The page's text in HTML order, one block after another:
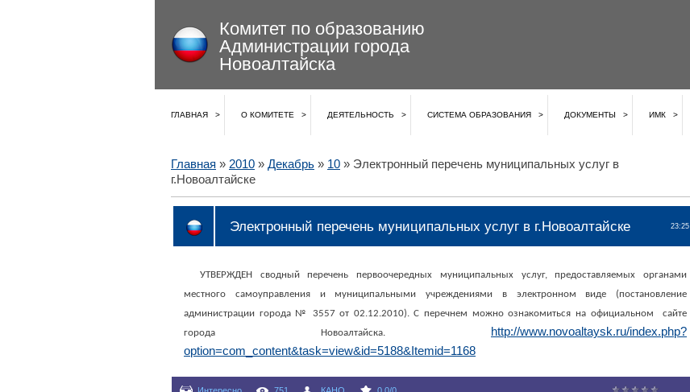
Комитет по образованию
Администрации города
Новоалтайска
ГЛАВНАЯ О КОМИТЕТЕ ДЕЯТЕЛЬНОСТЬ СИСТЕМА ОБРАЗОВАНИЯ ДОКУМЕНТЫ ИМК
Главная » 2010 » Декабрь » 10 » Электронный перечень муниципальных услуг в
г.Новоалтайске
23:25
Электронный перечень муниципальных услуг в г.Новоалтайске
УТВЕРЖДЕН сводный перечень первоочередных муниципальных услуг, предоставляемых органами
местного самоуправления и муниципальными учреждениями в электронном виде (постановление
администрации города № 3557 от 02.12.2010). С перечнем можно ознакомиться на официальном сайте
города Новоалтайска.
http://www.novoaltaysk.ru/index.php?
option=com_content&task=view&id=5188&Itemid=1168